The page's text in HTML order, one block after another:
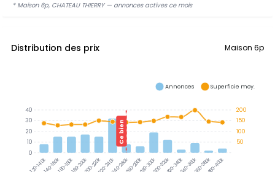
* Maison 6p, CHATEAU THIERRY — annonces actives ce mois
Distribution des prix Maison 6p
120-140k140-160k160-180k180-200k200-220k220-240k240-260k260-280k280-300k300-320k320-340k340-360k360-380k380-400k
Ce bien
200
150
100
50
40
30
20
10
0
Annonces Superficie moy.